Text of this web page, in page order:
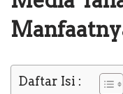
Daftar Isi :